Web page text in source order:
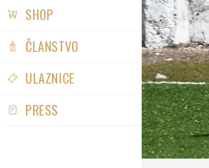
SHOP
ČLANSTVO
ULAZNICE
PRESS